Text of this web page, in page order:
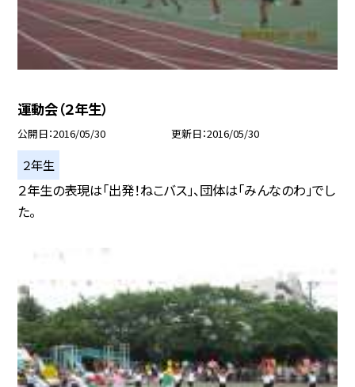
運動会（２年生）
公開日 2016/05/30 更新日 2016/05/30
２年生
２年生の表現は「出発！ねこバス」、団体は「みんなのわ」でし
た。